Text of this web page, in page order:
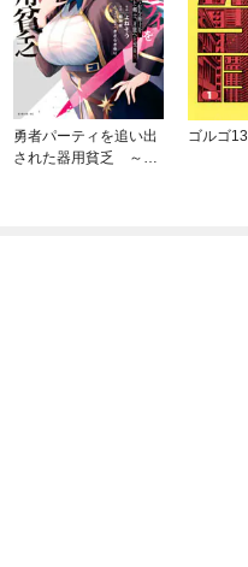
勇者パーティを追い出
された器用貧乏 ～パ
ゴルゴ13